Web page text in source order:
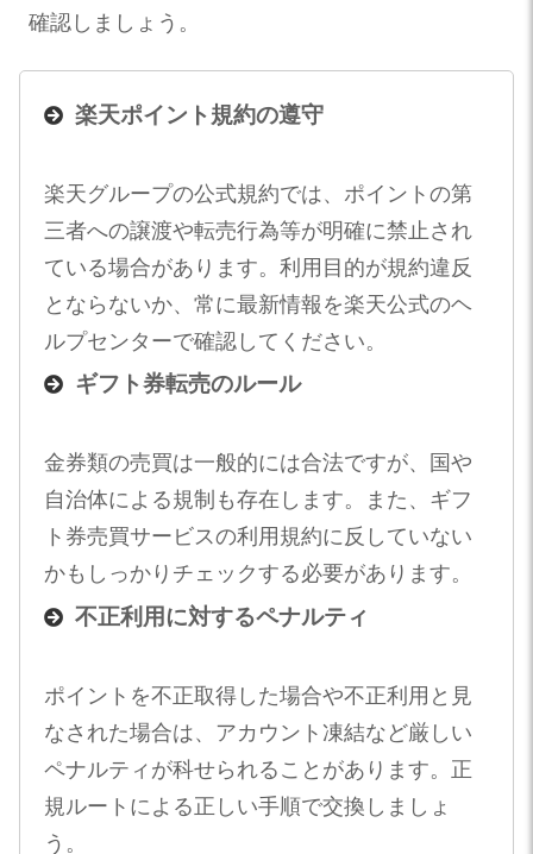
確認しましょう。
楽天ポイント規約の遵守
楽天グループの公式規約では、ポイントの第
三者への譲渡や転売行為等が明確に禁止され
ている場合があります。利用目的が規約違反
とならないか、常に最新情報を楽天公式のヘ
ルプセンターで確認してください。
ギフト券転売のルール
金券類の売買は一般的には合法ですが、国や
自治体による規制も存在します。また、ギフ
ト券売買サービスの利用規約に反していない
かもしっかりチェックする必要があります。
不正利用に対するペナルティ
ポイントを不正取得した場合や不正利用と見
なされた場合は、アカウント凍結など厳しい
ペナルティが科せられることがあります。正
規ルートによる正しい手順で交換しましょ
う。